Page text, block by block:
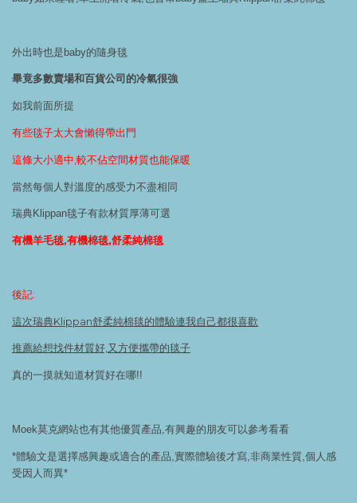
外出時也是baby的隨身毯
畢竟多數賣場和百貨公司的冷氣很強
如我前面所提
有些毯子太大會懶得帶出門
這條大小適中,較不佔空間材質也能保暖
當然每個人對溫度的感受力不盡相同
瑞典Klippan毯子有款材質厚薄可選
有機羊毛毯,有機棉毯,舒柔純棉毯
後記:
這次瑞典Klippan舒柔純棉毯的體驗連我自己都很喜歡
推薦給想找件材質好,又方便攜帶的毯子
真的一摸就知道材質好在哪!!
Moek莫克網站也有其他優質產品,有興趣的朋友可以參考看看
*體驗文是選擇感興趣或適合的產品,實際體驗後才寫,非商業性質,個人感
受因人而異*